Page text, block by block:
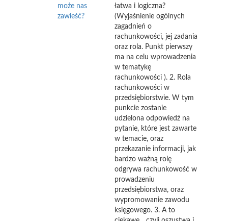
może nas
zawieść?
łatwa i logiczna?
(Wyjaśnienie ogólnych
zagadnień o
rachunkowości, jej zadania
oraz rola. Punkt pierwszy
ma na celu wprowadzenia
w tematykę
rachunkowości ). 2. Rola
rachunkowości w
przedsiębiorstwie. W tym
punkcie zostanie
udzielona odpowiedź na
pytanie, które jest zawarte
w temacie, oraz
przekazanie informacji, jak
bardzo ważną rolę
odgrywa rachunkowość w
prowadzeniu
przedsiębiorstwa, oraz
wypromowanie zawodu
księgowego. 3. A to